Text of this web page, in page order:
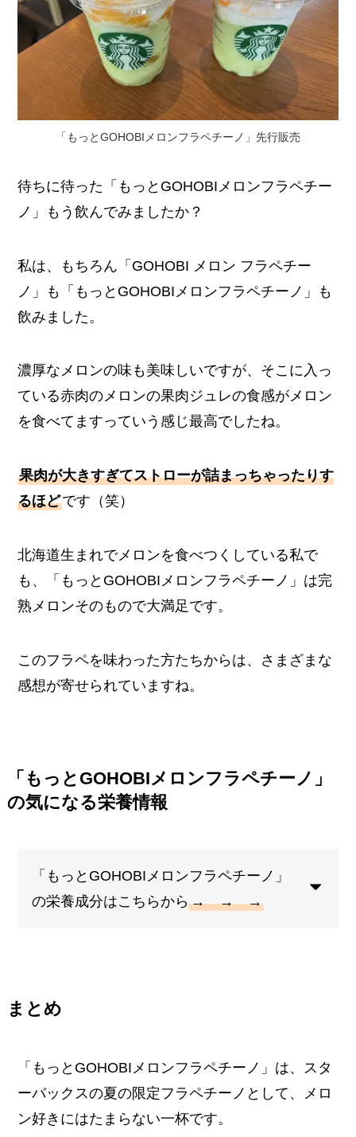
「もっとGOHOBIメロンフラペチーノ」先行販売
待ちに待った「もっとGOHOBIメロンフラペチー
ノ」もう飲んでみましたか？
私は、もちろん「GOHOBI メロン フラペチー
ノ」も「もっとGOHOBIメロンフラペチーノ」も
飲みました。
濃厚なメロンの味も美味しいですが、そこに入っ
ている赤肉のメロンの果肉ジュレの食感がメロン
を食べてますっていう感じ最高でしたね。
果肉が大きすぎてストローが詰まっちゃったりす
るほどです（笑）
北海道生まれでメロンを食べつくしている私で
も、「もっとGOHOBIメロンフラペチーノ」は完
熟メロンそのもので大満足です。
このフラペを味わった方たちからは、さまざまな
感想が寄せられていますね。
「もっとGOHOBIメロンフラペチーノ」
の気になる栄養情報
「もっとGOHOBIメロンフラペチーノ」
の栄養成分はこちらから→ → →
まとめ
「もっとGOHOBIメロンフラペチーノ」は、スタ
ーバックスの夏の限定フラペチーノとして、メロ
ン好きにはたまらない一杯です。